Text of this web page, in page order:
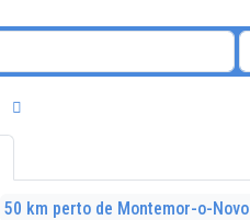
50 km perto de Montemor-o-Novo